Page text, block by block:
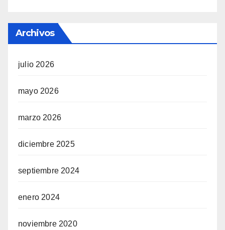
Archivos
julio 2026
mayo 2026
marzo 2026
diciembre 2025
septiembre 2024
enero 2024
noviembre 2020